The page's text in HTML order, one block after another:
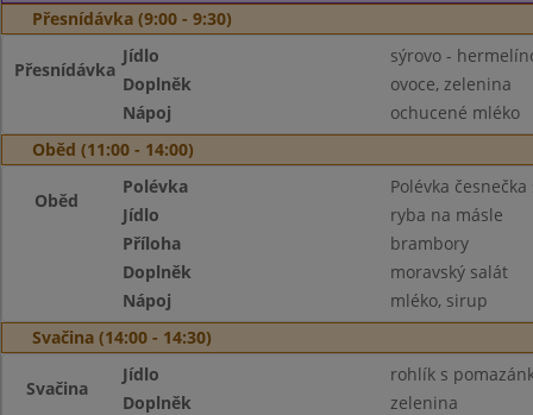
Přesnídávka (9:00 - 9:30)
Přesnídávka
Jídlo
sýrovo -
Doplněk
ovoce, zelenina
Nápoj
ochucené mléko
Oběd (11:00 - 14:00)
Oběd
Polévka
Polévka
Jídlo
ryba na másle
Příloha
brambory
Doplněk
moravský salát
Nápoj
mléko, sirup
Svačina (14:00 - 14:30)
Svačina
Jídlo
rohlík s
Doplněk
zelenina